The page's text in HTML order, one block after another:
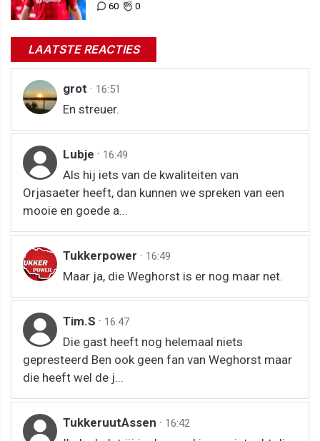
60 0
LAATSTE REACTIES
grot · 16:51
En streuer.
Lubje · 16:49
Als hij iets van de kwaliteiten van
Orjasaeter heeft, dan kunnen we spreken van een
mooie en goede a...
Tukkerpower · 16:49
Maar ja, die Weghorst is er nog maar net.
Tim.S · 16:47
Die gast heeft nog helemaal niets
gepresteerd Ben ook geen fan van Weghorst maar
die heeft wel de j...
TukkeruutAssen · 16:42